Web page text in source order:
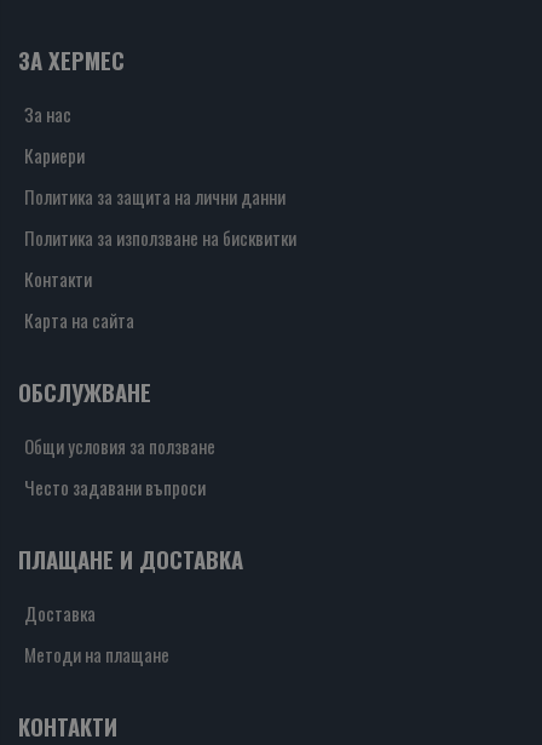
ЗА ХЕРМЕС
За нас
Кариери
Политика за защита на лични данни
Политика за използване на бисквитки
Контакти
Карта на сайта
ОБСЛУЖВАНЕ
Общи условия за ползване
Често задавани въпроси
ПЛАЩАНЕ И ДОСТАВКА
Доставка
Методи на плащане
КОНТАКТИ